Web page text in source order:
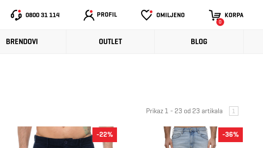
0800 31 114 PROFIL OMILJENO KORPA
0
BRENDOVI OUTLET BLOG
Prikaz 1 - 23 od 23 artikala 1
-22% -36%